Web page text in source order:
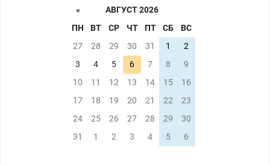
«
АВГУСТ 2026
ПН
ВТ СР ЧТ ПТ СБ
ВС
27
28 29 30 31 1
2
3
4 5 6 7 8
9
10
11 12 13 14 15
16
17
18 19 20 21 22
23
24
25 26 27 28 29
30
31
1 2 3 4 5 6